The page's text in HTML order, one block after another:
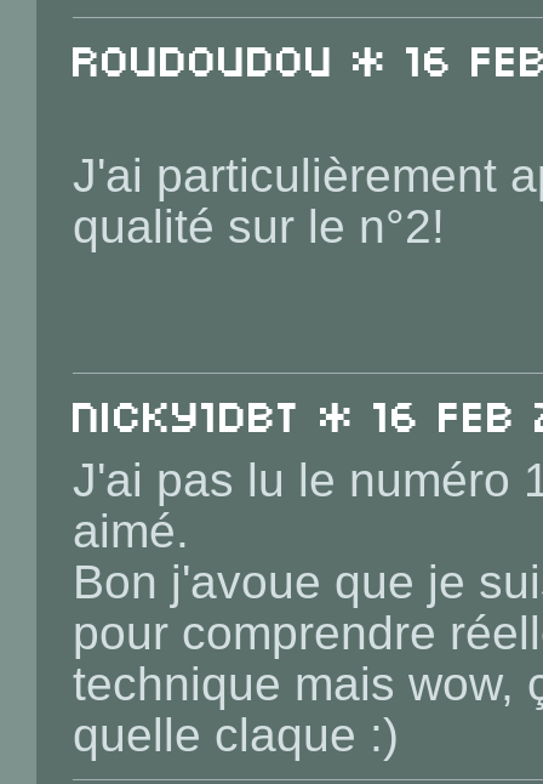
roudoudou * 16
J'ai particulièrement
qualité sur le n°2!
Nicky1DBT * 16
J'ai pas lu le numéro
aimé.
Bon j'avoue que je
pour comprendre
technique mais wow,
quelle claque :)